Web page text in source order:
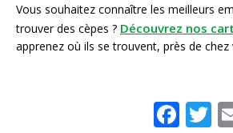
Vous souhaitez connaître les meilleurs
trouver des cèpes ? Découvrez nos
apprenez où ils se trouvent, près de chez
F